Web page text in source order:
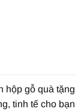
hộp gỗ quà tặng
tinh tế cho bạn